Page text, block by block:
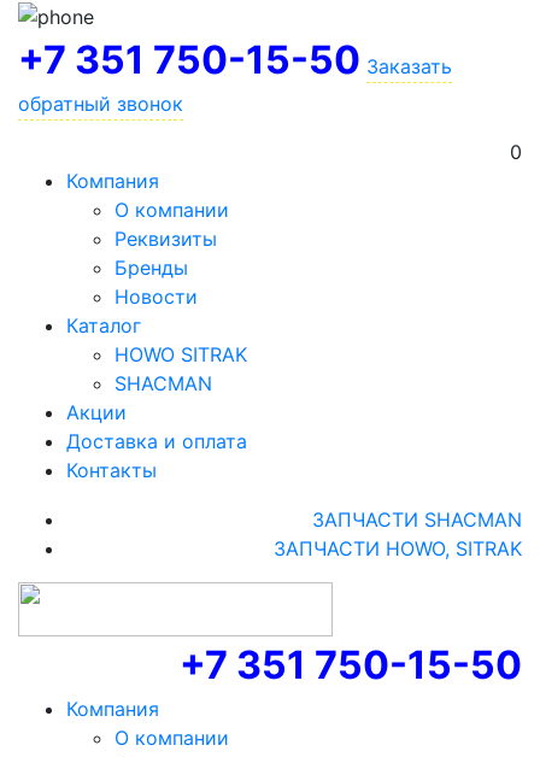
+7 351 750-15-50 Заказать
обратный звонок
0
Компания
О компании
Реквизиты
Бренды
Новости
Каталог
HOWO SITRAK
SHACMAN
Акции
Доставка и оплата
Контакты
ЗАПЧАСТИ SHACMAN
ЗАПЧАСТИ HOWO, SITRAK
+7 351 750-15-50
Компания
О компании